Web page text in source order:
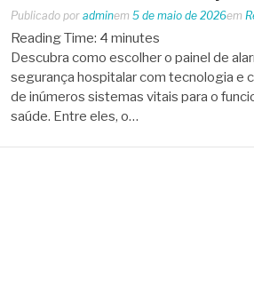
Publicado por adminem 5 de maio de 2026em
Reading Time: 4 minutes
Descubra como escolher o painel de
segurança hospitalar com tecnologia e
de inúmeros sistemas vitais para o
saúde. Entre eles, o…